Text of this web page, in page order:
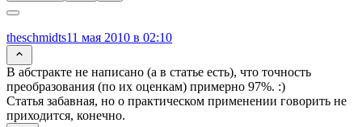
theschmidts11 мая 2010 в 02:10
В абстракте не написано (а в статье есть), что точность
преобразования (по их оценкам) примерно 97%. :)
Статья забавная, но о практическом применении говорить не
приходится, конечно.